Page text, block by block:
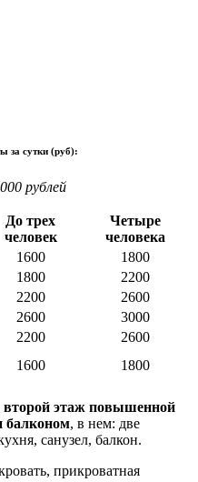
за сутки (руб):
рублей
До трех
человек
Четыре
человека
1600
1800
1800
2200
2200
2600
2600
3000
2200
2600
1600 1800
этаж повышенной
балконом, в нем: две
санузел, балкон.
прикроватная